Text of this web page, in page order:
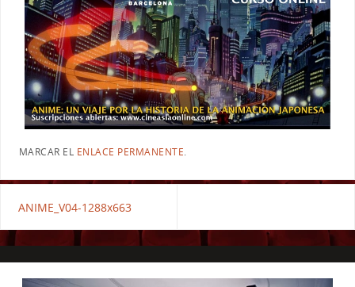
MARCAR EL ENLACE PERMANENTE.
ANIME_V04-1288x663